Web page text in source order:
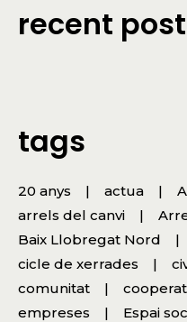
recent
tags
20 anys actua
arrels del canvi
Baix Llobregat Nord
cicle de xerrades
comunitat
empreses
Espai